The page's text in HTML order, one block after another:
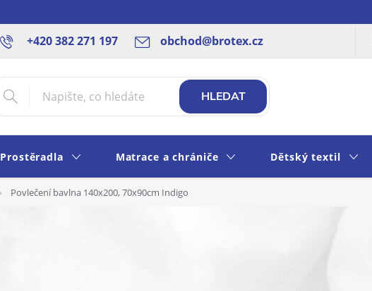
+420 382 271 197 obchod@brotex.cz
Blog Rady a tipy Obchodní podmínky Ochrana osobních údajů
HLEDAT
Prostěradla Matrace a chrániče Dětský textil
Povlečení bavlna 140x200, 70x90cm Indigo